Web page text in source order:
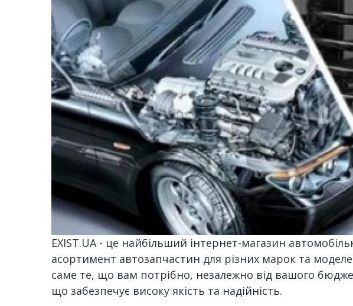
EXIST.UA - це найбільший інтернет-магазин
асортимент автозапчастин для різних марок та
саме те, що вам потрібно, незалежно від вашого
що забезпечує високу якість та надійність.